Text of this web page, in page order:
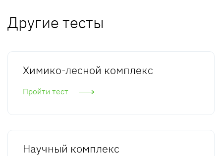
Другие тесты
Химико-лесной комплекс
Пройти тест
Научный комплекс